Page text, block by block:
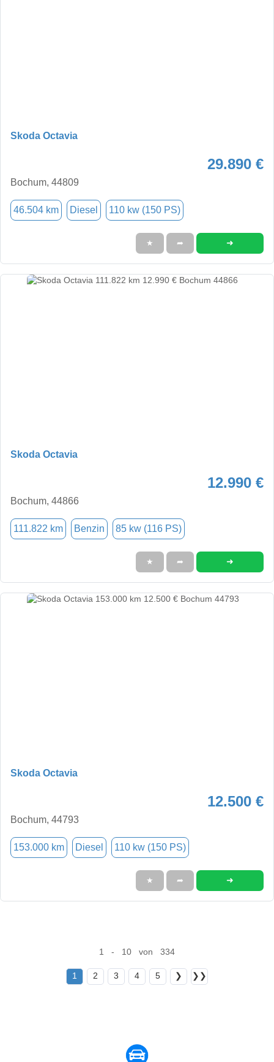
Skoda Octavia
29.890 €
Bochum, 44809
46.504 km Diesel 110 kw (150 PS)
★ ➦ ➜
Skoda Octavia
12.990 €
Bochum, 44866
111.822 km Benzin 85 kw (116 PS)
★ ➦ ➜
Skoda Octavia
12.500 €
Bochum, 44793
153.000 km Diesel 110 kw (150 PS)
★ ➦ ➜
1 - 10 von 334
1 2 3 4 5 ❯ ❯❯